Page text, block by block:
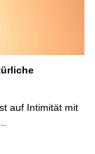
auf Intimität mit